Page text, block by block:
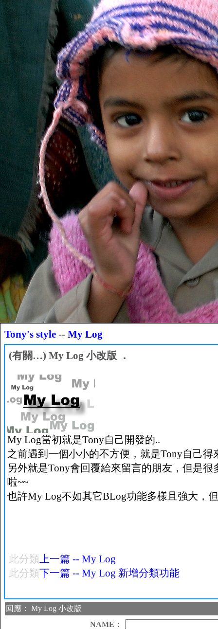
Tony's style -- My Log
(有關…) My Log 小改版 ．
My Log當初就是Tony自己開發的..
之前遇到一個小小的不方便，就是Tony自己
另外就是Tony會回覆給來留言的朋友，但是
啦~~
也許My Log不如其它BLog功能多樣且強大，
此分類 上一篇 -- My Log
此分類下一篇 -- My Log 新增分類功能
回應： My Log 小改版
NAME：